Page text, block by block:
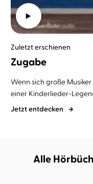
Zuletzt erschienen
Zugabe
Wenn sich große
einer Kinderlieder-
Jetzt entdecken
Alle